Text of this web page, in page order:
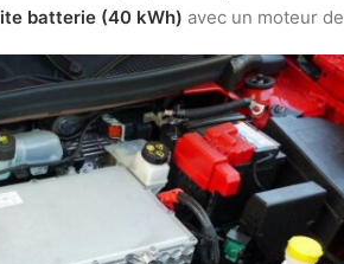
batterie (40 kWh) avec un moteur de